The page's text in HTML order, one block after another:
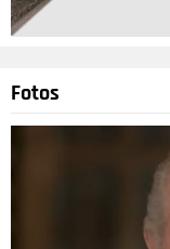
Fotos